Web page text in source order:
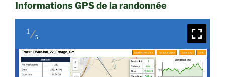
Informations GPS de la randonnée
1
5